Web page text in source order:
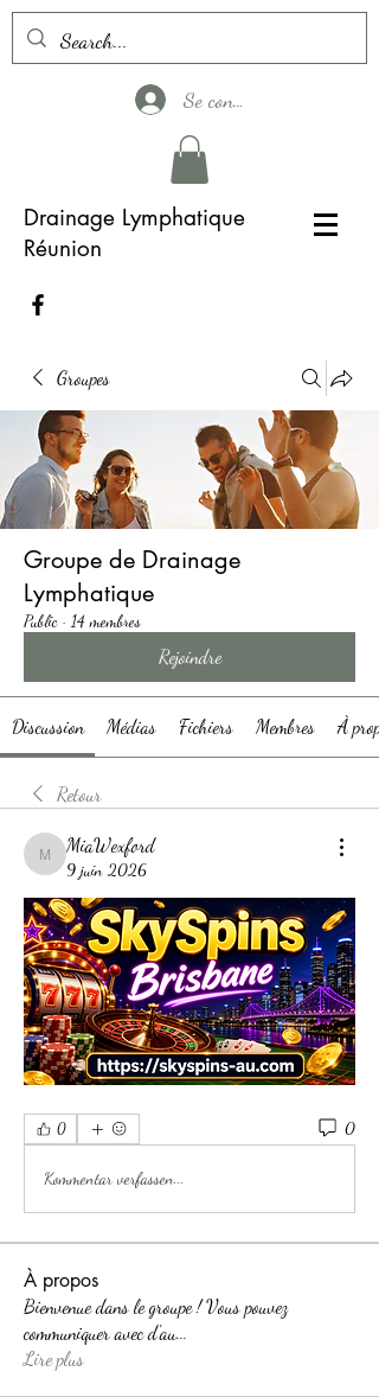
Se connecter
Drainage Lymphatique
Réunion
Groupes
Groupe de Drainage
Lymphatique
Public · 14 membres
Rejoindre
Discussion Médias Fichiers Membres À
Retour
MiaWexford
MiaWexford
9 juin 2026
0 0
Kommentar verfassen...
À propos
Bienvenue dans le groupe ! Vous pouvez
communiquer avec d'au...
Lire plus